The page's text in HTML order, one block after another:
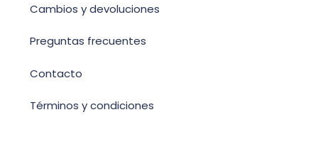
Cambios y devoluciones
Preguntas frecuentes
Contacto
Términos y condiciones